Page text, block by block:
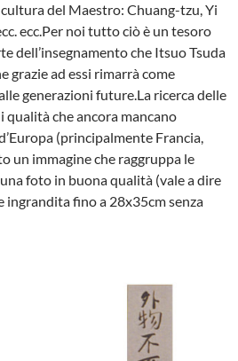
del Maestro: Chuang-tzu, Yi
ecc.Per noi tutto ciò è un tesoro
dell’insegnamento che Itsuo Tsuda
grazie ad essi rimarrà come
generazioni future.La ricerca delle
che ancora mancano
(principalmente Francia,
un immagine che raggruppa le
foto in buona qualità (vale a dire
ingrandita fino a 28x35cm senza